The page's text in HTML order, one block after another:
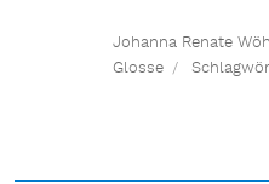
Johanna Renate
Glosse